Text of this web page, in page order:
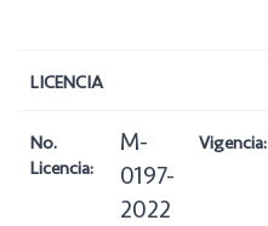
LICENCIA
No.
Licencia:
M-
0197-
2022
Vigencia: